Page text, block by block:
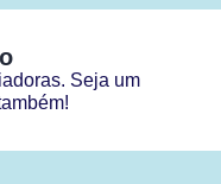
Seja um